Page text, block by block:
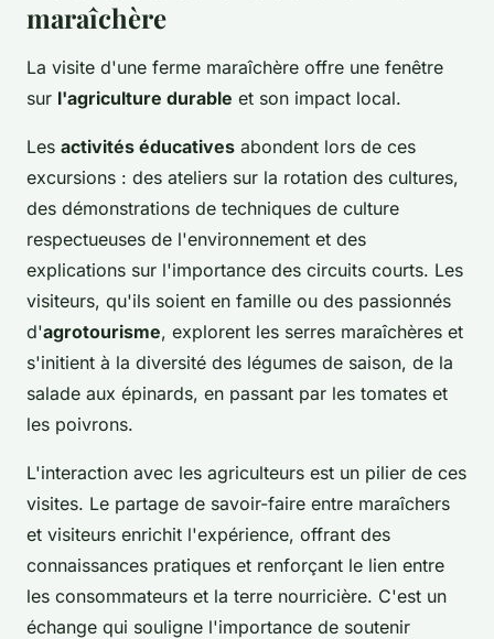
maraîchère
La visite d'une ferme maraîchère offre une fenêtre
sur l'agriculture durable et son impact local.
Les activités éducatives abondent lors de ces
excursions : des ateliers sur la rotation des cultures,
des démonstrations de techniques de culture
respectueuses de l'environnement et des
explications sur l'importance des circuits courts. Les
visiteurs, qu'ils soient en famille ou des passionnés
d'agrotourisme, explorent les serres maraîchères et
s'initient à la diversité des légumes de saison, de la
salade aux épinards, en passant par les tomates et
les poivrons.
L'interaction avec les agriculteurs est un pilier de ces
visites. Le partage de savoir-faire entre maraîchers
et visiteurs enrichit l'expérience, offrant des
connaissances pratiques et renforçant le lien entre
les consommateurs et la terre nourricière. C'est un
échange qui souligne l'importance de soutenir